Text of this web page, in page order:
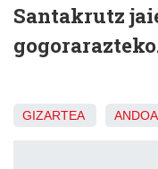
Santakrutz
GIZARTEA